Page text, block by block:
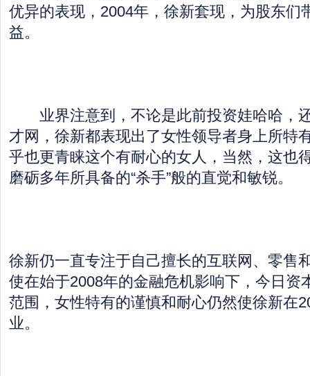
优异的表现，2004年，徐新套现，为股东们
益。
业界注意到，不论是此前投资娃哈哈，
才网，徐新都表现出了女性领导者身上所特
乎也更青睐这个有耐心的女人，当然，这也
磨砺多年所具备的“杀手”般的直觉和敏锐。
徐新仍一直专注于自己擅长的互联网、零售
使在始于2008年的金融危机影响下，今日资
范围，女性特有的谨慎和耐心仍然使徐新在
业。